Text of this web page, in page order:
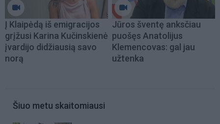
Į Klaipėdą iš emigracijos
grįžusi Karina Kučinskienė
įvardijo didžiausią savo
norą
Jūros šventę anksčiau
puošęs Anatolijus
Klemencovas: gal jau
užtenka
Šiuo metu skaitomiausi